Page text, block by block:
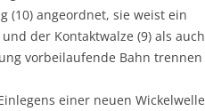
(10) angeordnet, sie weist ein
der Kontaktwalze (9) als auch
vorbeilaufende Bahn trennen
einer neuen Wickelwelle